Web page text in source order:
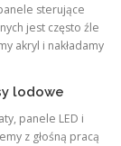
sterujące
jest często źle
akryl i nakładamy
lodowe
panele LED i
z głośną pracą